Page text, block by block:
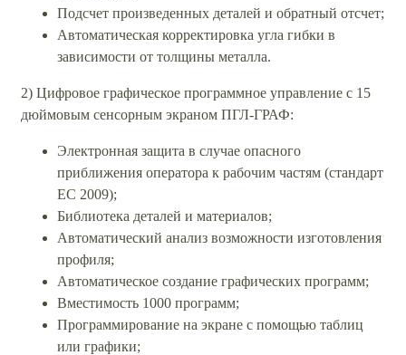
Подсчет произведенных деталей и обратный отсчет;
Автоматическая корректировка угла гибки в
зависимости от толщины металла.
2) Цифровое графическое программное управление с 15
дюймовым сенсорным экраном ПГЛ-ГРАФ:
Электронная защита в случае опасного
приближения оператора к рабочим частям (стандарт
ЕС 2009);
Библиотека деталей и материалов;
Автоматический анализ возможности изготовления
профиля;
Автоматическое создание графических программ;
Вместимость 1000 программ;
Программирование на экране с помощью таблиц
или графики;